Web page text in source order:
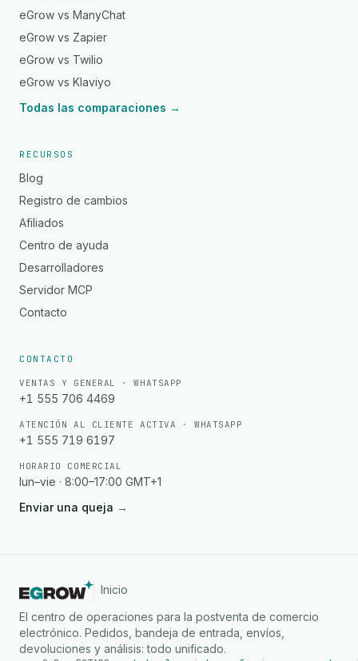
eGrow vs ManyChat
eGrow vs Zapier
eGrow vs Twilio
eGrow vs Klaviyo
Todas las comparaciones →
RECURSOS
Blog
Registro de cambios
Afiliados
Centro de ayuda
Desarrolladores
Servidor MCP
Contacto
CONTACTO
VENTAS Y GENERAL · WHATSAPP
+1 555 706 4469
ATENCIÓN AL CLIENTE ACTIVA · WHATSAPP
+1 555 719 6197
HORARIO COMERCIAL
lun–vie · 8:00–17:00 GMT+1
Enviar una queja →
Inicio
El centro de operaciones para la postventa de comercio
electrónico. Pedidos, bandeja de entrada, envíos,
devoluciones y análisis: todo unificado.